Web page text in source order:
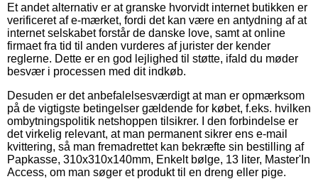
Et andet alternativ er at granske hvorvidt internet butikken er
verificeret af e-mærket, fordi det kan være en antydning af at
internet selskabet forstår de danske love, samt at online
firmaet fra tid til anden vurderes af jurister der kender
reglerne. Dette er en god lejlighed til støtte, ifald du møder
besvær i processen med dit indkøb.
Desuden er det anbefalelsesværdigt at man er opmærksom
på de vigtigste betingelser gældende for købet, f.eks. hvilken
ombytningspolitik netshoppen tilsikrer. I den forbindelse er
det virkelig relevant, at man permanent sikrer ens e-mail
kvittering, så man fremadrettet kan bekræfte sin bestilling af
Papkasse, 310x310x140mm, Enkelt bølge, 13 liter, Master'In
Access, om man søger et produkt til en dreng eller pige.